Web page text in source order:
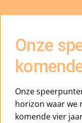
Onze
Onze
horizon waar we
komende vier